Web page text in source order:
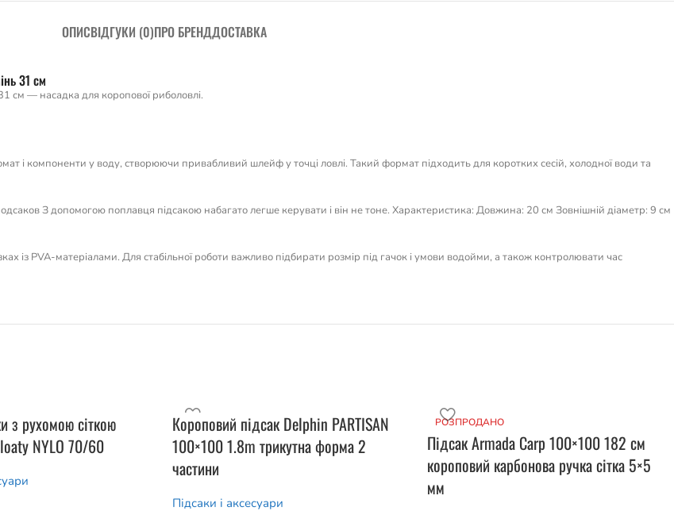
ОПИСВІДГУКИ (0)ПРО БРЕНДДОСТАВКА
31 см
см — насадка для коропової риболовлі.
і компоненти у воду, створюючи привабливий шлейф у точці ловлі. Такий формат підходить для коротких сесій, холодної води та
З допомогою поплавця підсакою набагато легше керувати і він не тоне. Характеристика: Довжина: 20 см Зовнішній діаметр: 9 см
із PVA-матеріалами. Для стабільної роботи важливо підбирати розмір під гачок і умови водойми, а також контролювати час
з рухомою сіткою
NYLO 70/60
Короповий підсак Delphin PARTISAN
100×100 1.8m трикутна форма 2
частини
Підсаки і аксесуари
РОЗПРОДАНО
Підсак Armada Carp 100×100 182 см
короповий карбонова ручка сітка 5×5
мм